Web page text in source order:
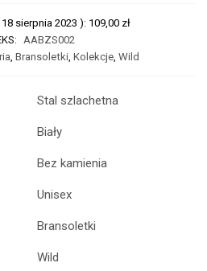
18 sierpnia 2023 ): 109,00 zł
AABZS002
, Bransoletki, Kolekcje, Wild
Stal szlachetna
Biały
Bez kamienia
Unisex
Bransoletki
Wild